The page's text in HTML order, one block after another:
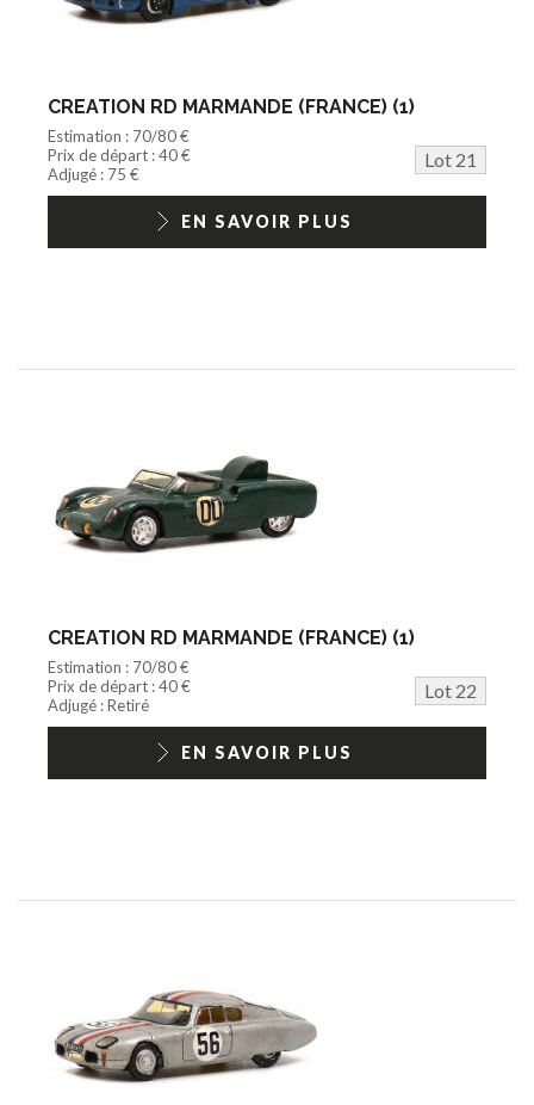
CREATION RD MARMANDE (FRANCE) (1)
Estimation : 70/80 €
Prix de départ : 40 €
Lot 21
Adjugé : 75 €
EN SAVOIR PLUS
CREATION RD MARMANDE (FRANCE) (1)
Estimation : 70/80 €
Prix de départ : 40 €
Lot 22
Adjugé : Retiré
EN SAVOIR PLUS